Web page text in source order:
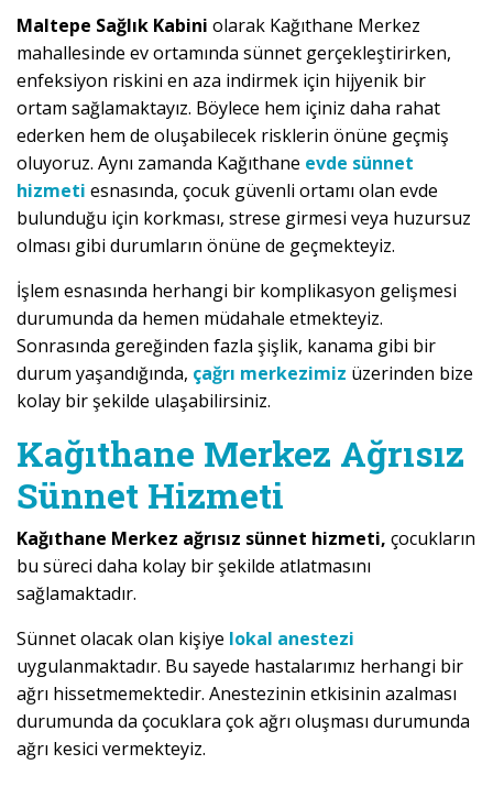
Maltepe Sağlık Kabini olarak Kağıthane Merkez
mahallesinde ev ortamında sünnet gerçekleştirirken,
enfeksiyon riskini en aza indirmek için hijyenik bir
ortam sağlamaktayız. Böylece hem içiniz daha rahat
ederken hem de oluşabilecek risklerin önüne geçmiş
oluyoruz. Aynı zamanda Kağıthane evde sünnet
hizmeti esnasında, çocuk güvenli ortamı olan evde
bulunduğu için korkması, strese girmesi veya huzursuz
olması gibi durumların önüne de geçmekteyiz.
İşlem esnasında herhangi bir komplikasyon gelişmesi
durumunda da hemen müdahale etmekteyiz.
Sonrasında gereğinden fazla şişlik, kanama gibi bir
durum yaşandığında, çağrı merkezimiz üzerinden bize
kolay bir şekilde ulaşabilirsiniz.
Kağıthane Merkez Ağrısız
Sünnet Hizmeti
Kağıthane Merkez ağrısız sünnet hizmeti, çocukların
bu süreci daha kolay bir şekilde atlatmasını
sağlamaktadır.
Sünnet olacak olan kişiye lokal anestezi
uygulanmaktadır. Bu sayede hastalarımız herhangi bir
ağrı hissetmemektedir. Anestezinin etkisinin azalması
durumunda da çocuklara çok ağrı oluşması durumunda
ağrı kesici vermekteyiz.